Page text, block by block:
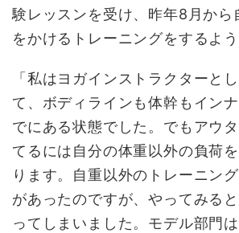
験レッスンを受け、昨年8月から
をかけるトレーニングをするよう
「私はヨガインストラクターと
て、ボディラインも体幹もイン
でにある状態でした。でもアウ
てるには自分の体重以外の負荷
ります。自重以外のトレーニン
があったのですが、やってみる
ってしまいました。モデル部門